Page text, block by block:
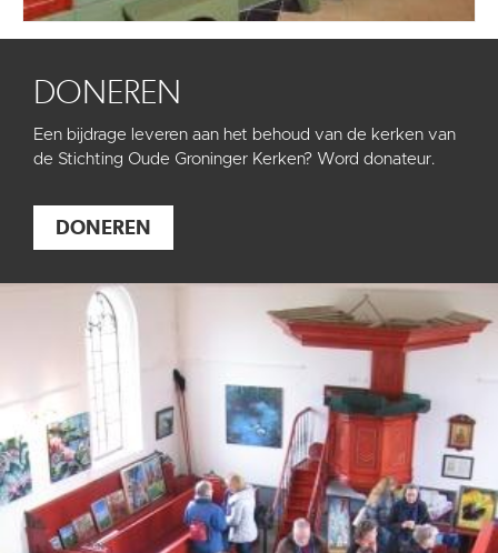
DONEREN
Een bijdrage leveren aan het behoud van de kerken van
de Stichting Oude Groninger Kerken? Word donateur.
DONEREN